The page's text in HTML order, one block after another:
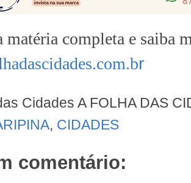
matéria completa e saiba
r
Cidades A FOLHA DAS
, CIDADES
comentário: